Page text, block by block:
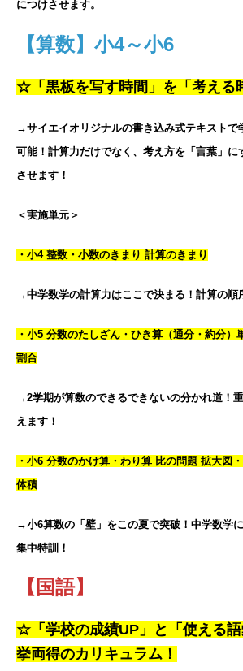
につけさせます。
【算数】小4～小6
☆「黒板を写す時間」を「考える
→サイエイオリジナルの書き込み式テキストで
可能！計算力だけでなく、考え方を「言葉」に
させます！
＜実施単元＞
・小4 整数・小数のきまり 計算のきまり
→中学数学の計算力はここで決まる！計算の順
・小5 分数のたしざん・ひき算（通分・約分）
割合
→2学期が算数のできるできないの分かれ道！
えます！
・小6 分数のかけ算・わり算 比の問題 拡大図
体積
→小6算数の「壁」をこの夏で突破！中学数学
集中特訓！
【国語】
☆「学校の成績UP」と「使える
挙両得のカリキュラム！